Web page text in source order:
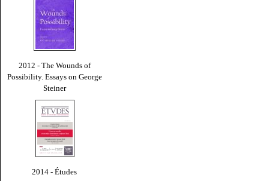
2012 - The Wounds of
Possibility. Essays on George
Steiner
2014 - Études